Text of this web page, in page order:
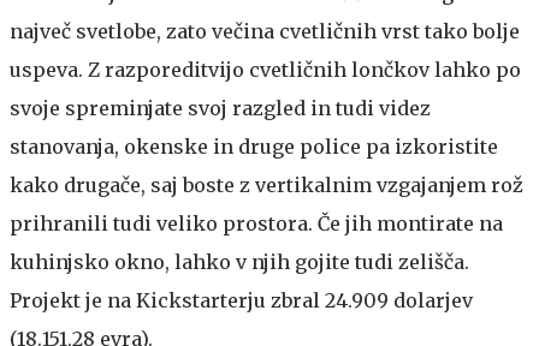
največ svetlobe, zato večina cvetličnih vrst tako bolje
uspeva. Z razporeditvijo cvetličnih lončkov lahko po
svoje spreminjate svoj razgled in tudi videz
stanovanja, okenske in druge police pa izkoristite
kako drugače, saj boste z vertikalnim vzgajanjem rož
prihranili tudi veliko prostora. Če jih montirate na
kuhinjsko okno, lahko v njih gojite tudi zelišča.
Projekt je na Kickstarterju zbral 24.909 dolarjev
(18.151,28 evra).